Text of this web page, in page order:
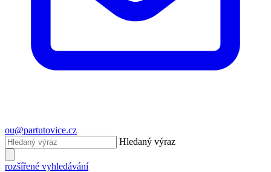
ou@partutovice.cz
Hledaný výraz
rozšířené vyhledávání